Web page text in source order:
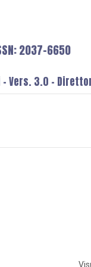
2037-6650
Vers. 3.0 -